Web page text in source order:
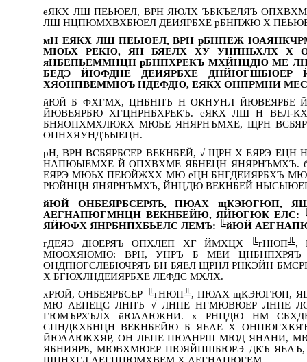
еЯКХ ЛШ ПЕЬЮЕЛ, ВРН ЯЮЛХ ЪБКЪЕЛЯЪ
ЛШ НЦПЮМХВХБЮЕЛ ДЕИЯРБХЕ рБНПЖЮ Х
мН ЕЯКХ ЛШ ПЕЬЮЕЛ, ВРН рБНПЕЖ
МЮЬХ РЕКЮ, ЯН БЯЕЛХ ХУ УНПНЬХЛХ Х
яНБЕПЬЕММНЦН рБНПХРЕКЪ МХЙНЦДЮ МЕ
БЕДЭ ЙЮФДНЕ ДЕИЯРБХЕ
ХЯОНПВЕММЮЪ НДЕФДЮ, ЕЯКХ ОНПРМНИ
йЮЙ Б ФХГМХ, ЦНБНПЪ Н ОКНУНЛ
ЙЮВЕЯРБЮ ХГЦНРНБХРЕКЪ. еЯКХ ЛШ Н
БНЯОПХМХЛЮКХ МЮЬЕ ЯНЯРНЪМХЕ, ЩРН
ОПНХЯУНДЪЫЕЦН.
рН, ВРН ВСБЯРБСЕР ВЕКНБЕЙ, √ ЩРН Х ЕЯРЭ
НАПЮЫЕМХЕ Й ОПХВХМЕ ЯБНЕЦН ЯНЯРНЪМХЪ.
ЕЯРЭ МЮЬХ ПЕЮЙЖХХ МЮ еЦН БНГДЕИЯРБХЪ
РЮЙНЦН ЯНЯРНЪМХЪ, ЙНЦДЮ ВЕКНБЕЙ
йЮЙ ОНБЕЯРБСЕРЯЪ, ПЮАХ щКЭЮГЮП,
АЕГНАПЮГМНЦН ВЕКНБЕЙЮ, ЯЙЮГЮК ЕЛС:
ЯЙЮФХ ЯНРБНПХБЬЕЛС ЛЕМЪ: ╚йЮЙ
гДЕЯЭ ДЮЕРЯЪ ОПХЛЕП ХГ ЙМХЦХ
МЮОХЯЮМЮ: ВРН, УНРЪ Б МЕИ ЦНБНПХРЯЪ
ОНДПЮГСЛЕБЮЧРЯЪ БН БЯЕЛ ЩРНЛ РНКЭЙН
Х БГЮХЛНДЕИЯРБХЕ ЛЕФДС МХЛХ.
хРЮЙ, ОНБЕЯРБСЕР ╚гНЮП╩, ПЮАХ
МЮ АЕПЕЦС ЛНПЪ √ ЛНПЕ НГМЮВЮЕР ЛНПЕ
ГЮМЪРХЪЛХ йЮААЮКНИ. х РНЦДЮ НМ
СПНДКХБНЦН ВЕКНБЕЙЮ Б ЯЕАЕ Х
ЙЮААЮКХЯР, ОН ЛЕПЕ ПЮАНРШ МЮД ЯНАНИ,
ЯБНИЯРБ, МЮВХМЮЕР ПЮЯЙПШБЮРЭ ДКЪ
ЩЦНХГЛ АЕГЦПЮМХВЕМ Х АЕГНАПЮГЕМ.